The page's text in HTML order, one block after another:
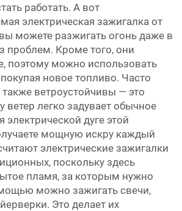
работать. А вот
электрическая зажигалка от
вы можете разжигать огонь даже в
проблем. Кроме того, они
поэтому можно использовать
новое топливо. Часто
ветроустойчивы — это
ветер легко задувает обычное
электрической дуге этой
мощную искру каждый
электрические зажигалки
поскольку здесь
пламя, за которым нужно
можно зажигать свечи,
Это делает их